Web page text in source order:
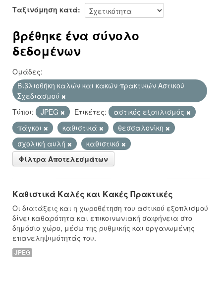
Ταξινόμηση κατά
βρέθηκε ένα σύνολο
δεδομένων
Ομάδες:
Βιβλιοθήκη καλών και κακών πρακτικών Αστικού
Σχεδιασμού
Τύποι:
JPEG Ετικέτες:
αστικός εξοπλισμός
πάγκοι
καθιστικά
θεσσαλονίκη
σχολική αυλή
καθιστικό
Φίλτρα Αποτελεσμάτων
Καθιστικά Καλές και Κακές Πρακτικές
Οι διατάξεις και η χωροθέτηση του αστικού εξοπλισμού
δίνει καθαρότητα και επικοινωνιακή σαφήνεια στο
δημόσιο χώρο, μέσω της ρυθμικής και οργανωμένης
επανεληψιμότητάς του.
JPEG